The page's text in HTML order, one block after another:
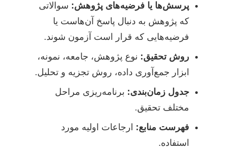
پرسش‌ها یا فرضیه‌های پژوهش: سوالاتی
که پژوهش به دنبال پاسخ آن‌هاست یا
فرضیه‌هایی که قرار است آزمون شوند.
روش تحقیق: نوع پژوهش، جامعه، نمونه،
ابزار جمع‌آوری داده، روش تجزیه و تحلیل.
جدول زمان‌بندی: برنامه‌ریزی مراحل
مختلف تحقیق.
فهرست منابع: ارجاعات اولیه مورد
استفاده.